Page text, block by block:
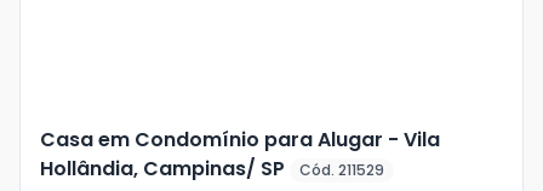
Casa em Condomínio para Alugar - Vila
Hollândia, Campinas/ SP
Cód. 211529